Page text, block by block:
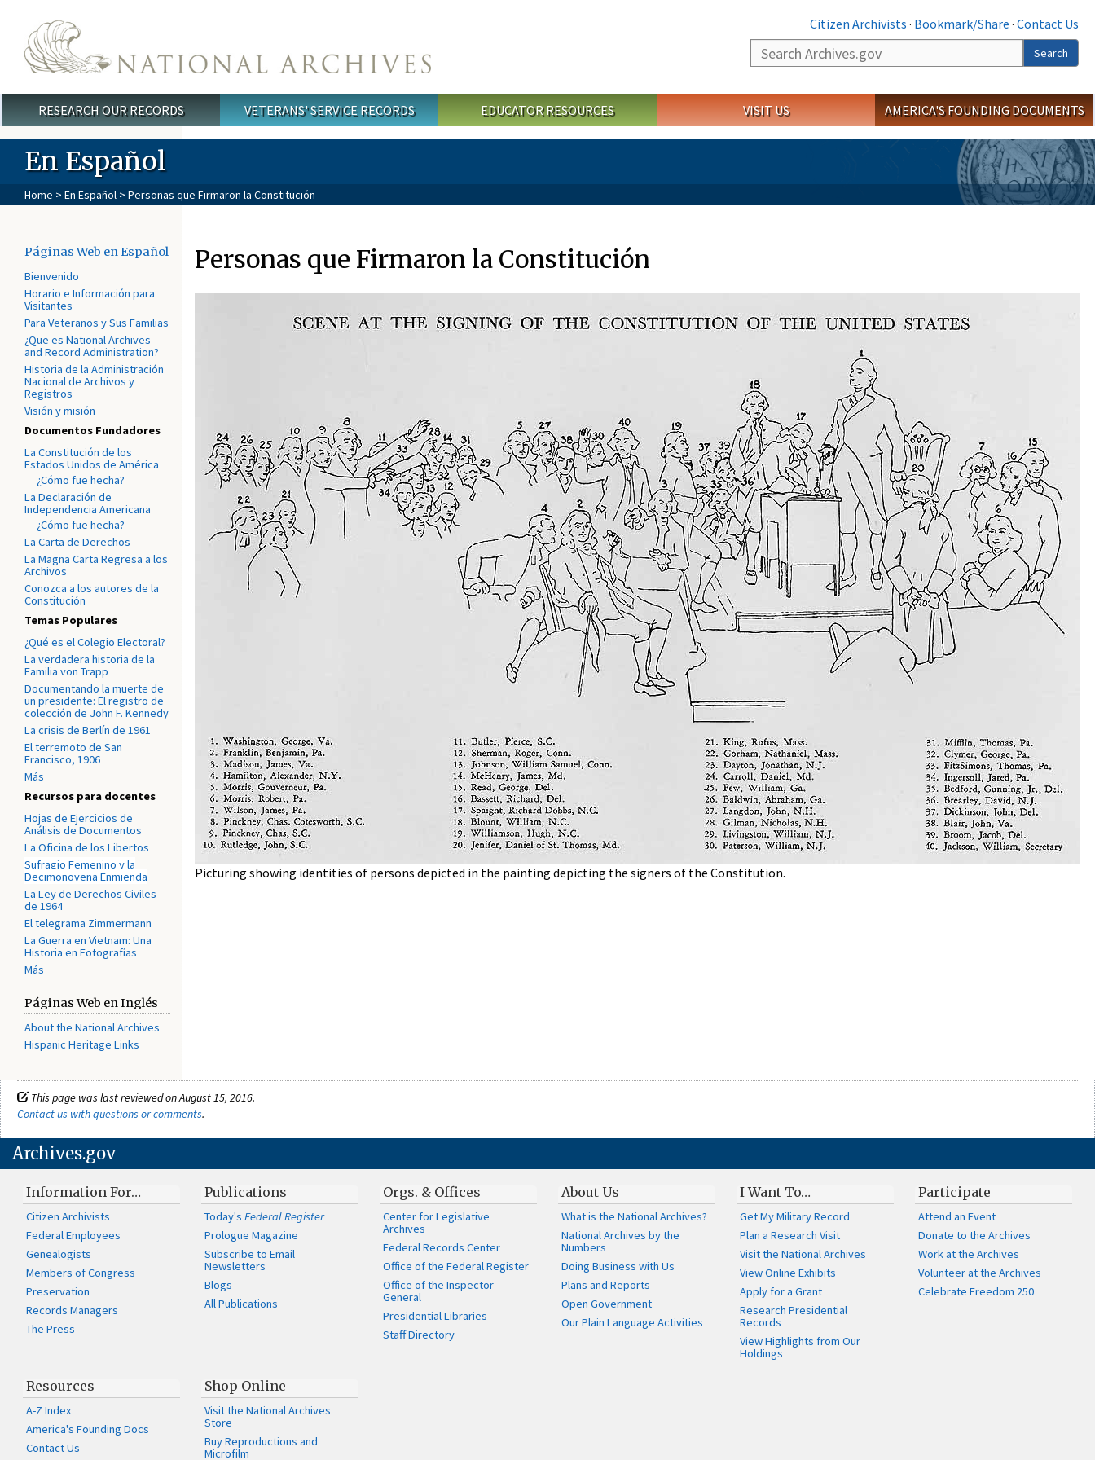
Citizen Archivists · Bookmark/Share · Contact Us
Search
Search
Main menu
RESEARCH OUR RECORDS VETERANS' SERVICE RECORDS EDUCATOR RESOURCES VISIT US AMERICA'S FOUNDING DOCUMENTS
En Español
Home > En Español > Personas que Firmaron la Constitución
Páginas Web en Español
Bienvenido
Horario e Información para
Visitantes
Para Veteranos y Sus Familias
¿Que es National Archives
and Record Administration?
Historia de la Administración
Nacional de Archivos y
Registros
Visión y misión
Documentos Fundadores
La Constitución de los
Estados Unidos de América
¿Cómo fue hecha?
La Declaración de
Independencia Americana
¿Cómo fue hecha?
La Carta de Derechos
La Magna Carta Regresa a los
Archivos
Conozca a los autores de la
Constitución
Temas Populares
¿Qué es el Colegio Electoral?
La verdadera historia de la
Familia von Trapp
Documentando la muerte de
un presidente: El registro de
colección de John F. Kennedy
La crisis de Berlín de 1961
El terremoto de San
Francisco, 1906
Más
Recursos para docentes
Hojas de Ejercicios de
Análisis de Documentos
La Oficina de los Libertos
Sufragio Femenino y la
Decimonovena Enmienda
La Ley de Derechos Civiles
de 1964
El telegrama Zimmermann
La Guerra en Vietnam: Una
Historia en Fotografías
Más
Páginas Web en Inglés
About the National Archives
Hispanic Heritage Links
Personas que Firmaron la Constitución
Picturing showing identities of persons depicted in the painting depicting the signers of the Constitution.
This page was last reviewed on August 15, 2016.
Contact us with questions or comments.
Archives.gov
Information For…
Citizen Archivists
Federal Employees
Genealogists
Members of Congress
Preservation
Records Managers
The Press
Publications
Today'sFederal Register
Prologue Magazine
Subscribe to Email
Newsletters
Blogs
All Publications
Orgs. & Offices
Center for Legislative
Archives
Federal Records Center
Office of the Federal Register
Office of the Inspector
General
Presidential Libraries
Staff Directory
About Us
What is the National Archives?
National Archives by the
Numbers
Doing Business with Us
Plans and Reports
Open Government
Our Plain Language Activities
I Want To…
Get My Military Record
Plan a Research Visit
Visit the National Archives
View Online Exhibits
Apply for a Grant
Research Presidential
Records
View Highlights from Our
Holdings
Participate
Attend an Event
Donate to the Archives
Work at the Archives
Volunteer at the Archives
Celebrate Freedom 250
Resources
A-Z Index
America's Founding Docs
Contact Us
Shop Online
Visit the National Archives
Store
Buy Reproductions and
Microfilm